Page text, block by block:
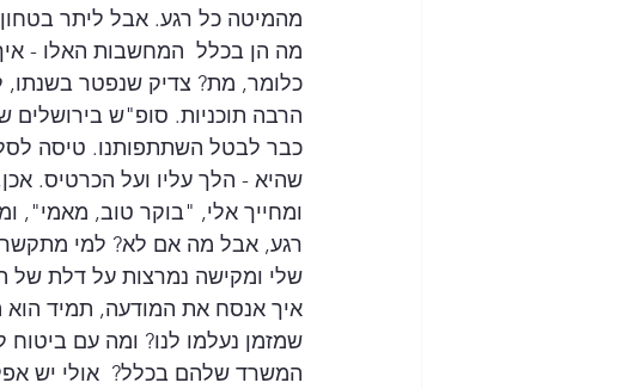
מהמיטה כל רגע. אבל ליתר
מה הן בכלל  המחשבות האלו -
כלומר, מת? צדיק שנפטר בשנתו,
הרבה תוכניות. סופ"ש בירושלים
כבר לבטל השתתפותנו. טיסה
שהיא - הלך עליו ועל הכרטיס.
ומחייך אלי, "בוקר טוב, מאמי",
רגע, אבל מה אם לא? למי
שלי ומקישה נמרצות על דלת של
איך אנסח את המודעה, תמיד הוא
שמזמן נעלמו לנו? ומה עם ביטוח
המשרד שלהם בכלל?  אולי יש